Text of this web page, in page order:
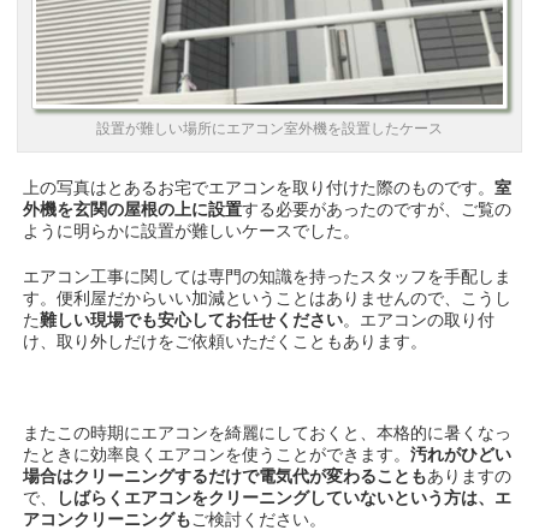
設置が難しい場所にエアコン室外機を設置したケース
上の写真はとあるお宅でエアコンを取り付けた際のものです。室
外機を玄関の屋根の上に設置する必要があったのですが、ご覧の
ように明らかに設置が難しいケースでした。
エアコン工事に関しては専門の知識を持ったスタッフを手配しま
す。便利屋だからいい加減ということはありませんので、こうし
た難しい現場でも安心してお任せください。エアコンの取り付
け、取り外しだけをご依頼いただくこともあります。
またこの時期にエアコンを綺麗にしておくと、本格的に暑くなっ
たときに効率良くエアコンを使うことができます。汚れがひどい
場合はクリーニングするだけで電気代が変わることもありますの
で、
しばらくエアコンをクリーニングしていないという方は、エ
アコンクリーニングもご検討ください。